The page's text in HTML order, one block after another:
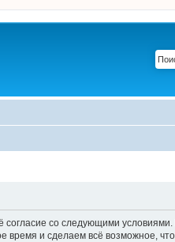
со следующими условиями.
и сделаем всё возможное,